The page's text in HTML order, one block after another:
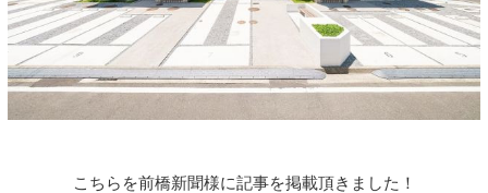
こちらを前橋新聞様に記事を掲載頂きました！